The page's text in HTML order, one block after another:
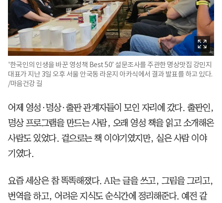
'한국인의 인생을 바꾼 영성책 Best 50’ 설문조사를 주관한 명상맛집 강민지
대표가 지난 3일 오후 서울 안국동 라운지 아카식에서 결과 발표를 하고 있다.
/마음건강 길
어제 영성·명상·출판 관계자들이 모인 자리에 갔다. 출판인,
명상 프로그램을 만드는 사람, 오래 영성 책을 읽고 소개해온
사람도 있었다. 겉으로는 책 이야기였지만, 실은 사람 이야
기였다.
요즘 세상은 참 똑똑해졌다. AI는 글을 쓰고, 그림을 그리고,
번역을 하고, 어려운 지식도 순식간에 정리해준다. 예전 같